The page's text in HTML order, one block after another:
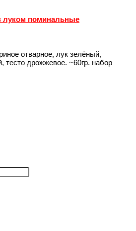
луком поминальные
отварное, лук зелёный,
тесто дрожжевое. ~60гр. набор